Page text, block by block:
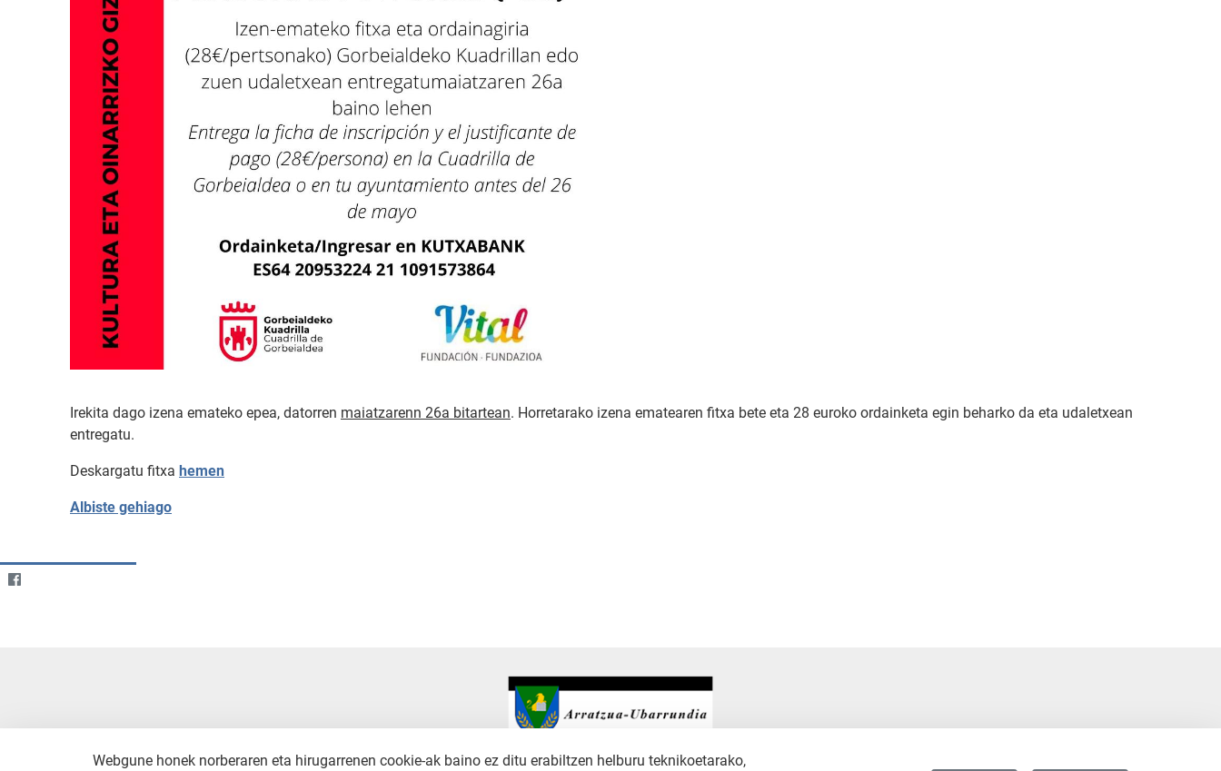
Irekita dago izena emateko epea, datorren maiatzarenn 26a bitartean. Horretarako izena ematearen fitxa bete eta 28 euroko ordainketa egin beharko da eta udaletxean
entregatu.
Deskargatu fitxa hemen
Albiste gehiago
Webgune honek norberaren eta hirugarrenen cookie-ak baino ez ditu erabiltzen helburu teknikoetarako,